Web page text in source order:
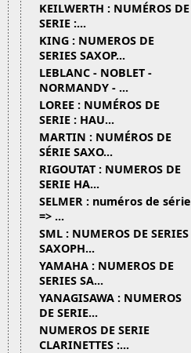
KEILWERTH : NUMÉROS DE
SERIE :...
KING : NUMEROS DE
SERIES SAXOP...
LEBLANC - NOBLET -
NORMANDY - ...
LOREE : NUMÉROS DE
SERIE : HAU...
MARTIN : NUMÉROS DE
SÉRIE SAXO...
RIGOUTAT : NUMEROS DE
SERIE HA...
SELMER : numéros de série
=> ...
SML : NUMEROS DE SERIES
SAXOPH...
YAMAHA : NUMEROS DE
SERIES SA...
YANAGISAWA : NUMEROS
DE SERIE...
NUMEROS DE SERIE
CLARINETTES :...